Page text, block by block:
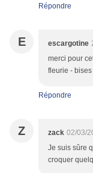
Répondre
E escargotine
merci pour
fleurie - bises
Répondre
Z zack 02/03/
Je suis sûre
croquer